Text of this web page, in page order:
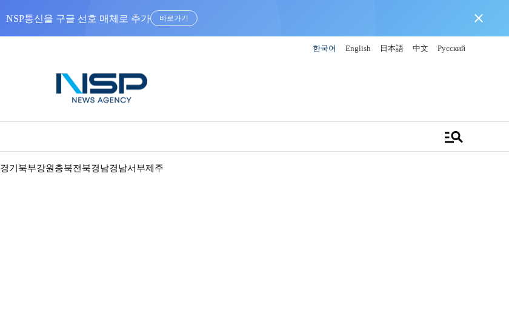
NSP통신을 구글 선호 매체로 추가 바로가기 close
한국어 English 日本語 中文 Русский
manage_search
경기북부강원 충북전북경남경남서부제주